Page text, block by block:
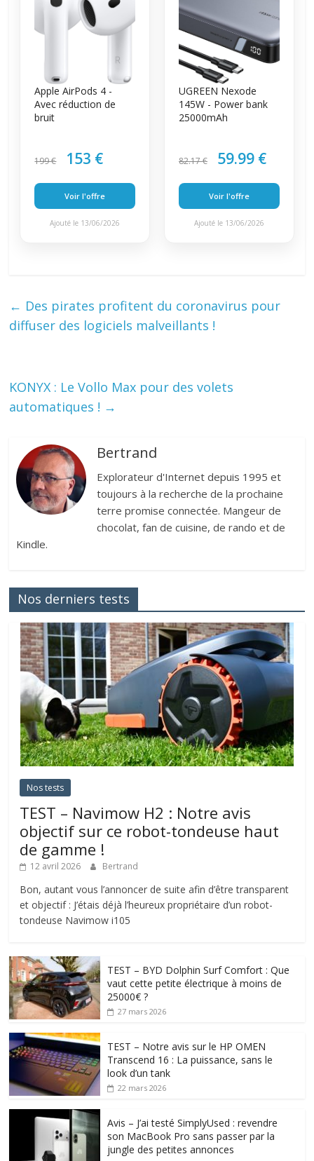
Apple AirPods 4 -
Avec réduction de
bruit
199 € 153 €
Voir l'offre
Ajouté le 13/06/2026
UGREEN Nexode
145W - Power bank
25000mAh
82.17 € 59.99 €
Voir l'offre
Ajouté le 13/06/2026
← Des pirates profitent du coronavirus pour
diffuser des logiciels malveillants !
KONYX : Le Vollo Max pour des volets
automatiques ! →
Bertrand
Explorateur d'Internet depuis 1995 et
toujours à la recherche de la prochaine
terre promise connectée. Mangeur de
chocolat, fan de cuisine, de rando et de
Kindle.
Nos derniers tests
Nos tests
TEST – Navimow H2 : Notre avis
objectif sur ce robot-tondeuse haut
de gamme !
12 avril 2026 Bertrand
Bon, autant vous l’annoncer de suite afin d’être transparent
et objectif : J’étais déjà l’heureux propriétaire d’un robot-
tondeuse Navimow i105
TEST – BYD Dolphin Surf Comfort : Que
vaut cette petite électrique à moins de
25000€ ?
27 mars 2026
TEST – Notre avis sur le HP OMEN
Transcend 16 : La puissance, sans le
look d’un tank
22 mars 2026
Avis – J’ai testé SimplyUsed : revendre
son MacBook Pro sans passer par la
jungle des petites annonces